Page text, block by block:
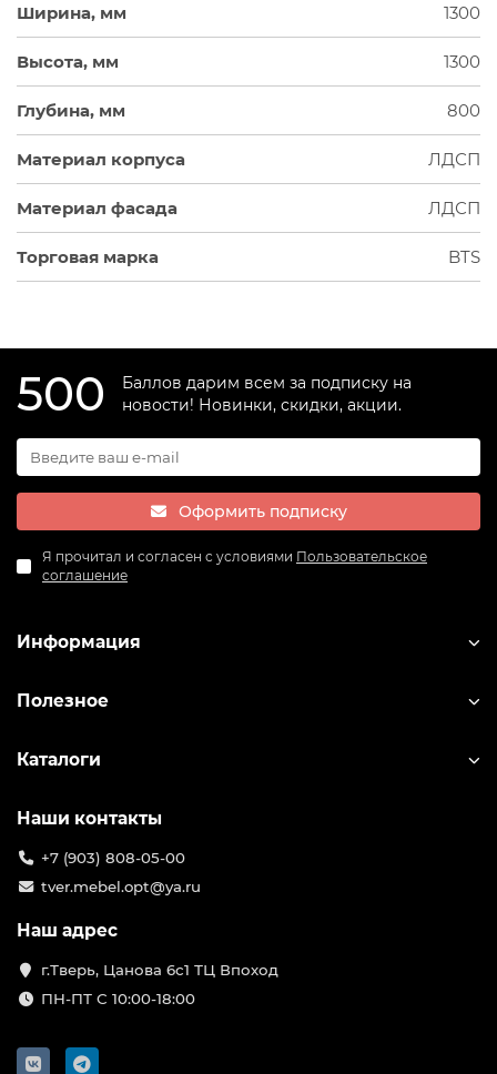
Ширина, мм 1300
Высота, мм 1300
Глубина, мм 800
Материал корпуса ЛДСП
Материал фасада ЛДСП
Торговая марка BTS
500
Баллов дарим всем за подписку на
новости! Новинки, скидки, акции.
Оформить подписку
Я прочитал и согласен с условиями Пользовательское
соглашение
Информация
Полезное
Каталоги
Наши контакты
+7 (903) 808-05-00
tver.mebel.opt@ya.ru
Наш адрес
г.Тверь, Цанова 6с1 ТЦ Впоход
ПН-ПТ С 10:00-18:00